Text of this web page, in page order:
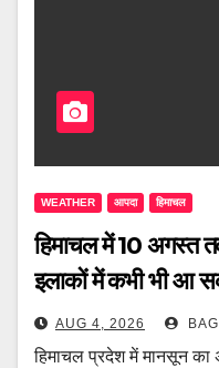
WEATHER आपदा हिमाचल
हिमाचल में 10 अगस्त
इलाकों में कभी भी आ
AUG 4, 2026
हिमाचल प्रदेश में मानसून का